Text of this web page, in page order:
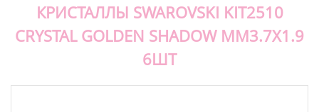
КРИСТАЛЛЫ SWAROVSKI KIT2510
CRYSTAL GOLDEN SHADOW MM3.7X1.9
6ШТ